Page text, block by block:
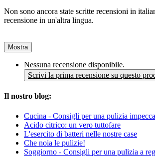
Non sono ancora state scritte recensioni in
recensione in un'altra lingua.
Mostra
Nessuna recensione disponibile.
Scrivi la prima recensione su questo
Il nostro blog:
Cucina - Consigli per una pulizia
Acido citrico: un vero tuttofare
L'esercito di batteri nelle nostre case
Che noia le pulizie!
Soggiorno - Consigli per una pulizia a